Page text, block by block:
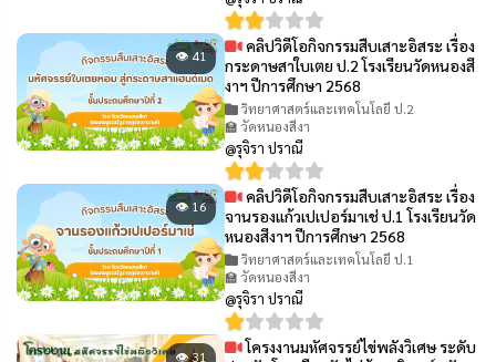
👁 41
คลิปวิดีโอกิจกรรมสืบเสาะอิสระ เรื่อง
กระดาษสาใบเตย ป.2 โรงเรียนวัดหนองสี
งาฯ ปีการศึกษา 2568
วิทยาศาสตร์และเทคโนโลยี ป.2
🏫 วัดหนองสีงา
@รุจิรา ปราณี
👁 16
คลิปวิดีโอกิจกรรมสืบเสาะอิสระ เรื่อง
จานรองแก้วเปเปอร์มาเช่ ป.1 โรงเรียนวัด
หนองสีงาฯ ปีการศึกษา 2568
วิทยาศาสตร์และเทคโนโลยี ป.1
🏫 วัดหนองสีงา
@รุจิรา ปราณี
👁 31
โครงงานมหัศจรรย์ไข่พลังวิเศษ ระดับ